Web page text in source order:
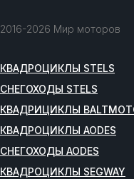
2016-2026 Мир моторов
КВАДРОЦИКЛЫ STELS
СНЕГОХОДЫ STELS
КВАДРИЦИКЛЫ
КВАДРОЦИКЛЫ AODES
СНЕГОХОДЫ AODES
КВАДРОЦИКЛЫ SEGWAY